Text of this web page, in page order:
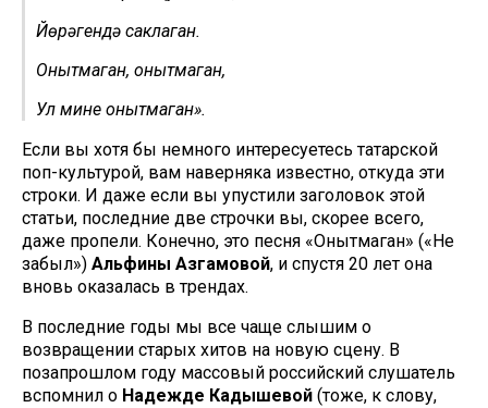
Йөрәгендә саклаган.
Онытмаган, онытмаган,
Ул мине онытмаган».
Если вы хотя бы немного интересуетесь татарской
поп-культурой, вам наверняка известно, откуда эти
строки. И даже если вы упустили заголовок этой
статьи, последние две строчки вы, скорее всего,
даже пропели. Конечно, это песня «Онытмаган» («Не
забыл») Альфины Азгамовой, и спустя 20 лет она
вновь оказалась в трендах.
В последние годы мы все чаще слышим о
возвращении старых хитов на новую сцену. В
позапрошлом году массовый российский слушатель
вспомнил о Надежде Кадышевой (тоже, к слову,